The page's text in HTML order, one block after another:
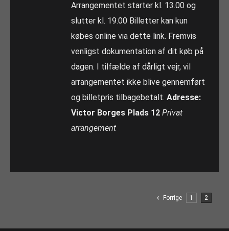
Arrangementet starter kl. 13.00 og
slutter kl. 19.00 Billetter kan kun
købes online via dette link. Fremvis
venligst dokumentation af dit køb på
dagen. I tilfælde af dårligt vejr, vil
arrangementet ikke blive gennemført
og billetpris tilbagebetalt.Adresse:
Victor Borges Plads 12 Privat
arrangement
Forrige 1 2